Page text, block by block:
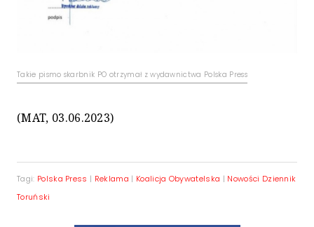
Takie pismo skarbnik PO otrzymał z wydawnictwa Polska Press
(MAT, 03.06.2023)
Tagi: Polska Press | Reklama | Koalicja Obywatelska | Nowości Dziennik
Toruński